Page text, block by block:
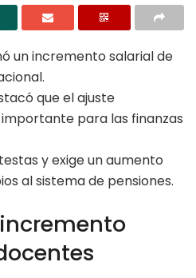
un incremento salarial de
que el ajuste
para las finanzas
y exige un aumento
al sistema de pensiones.